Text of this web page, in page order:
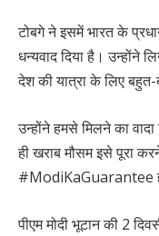
टोबगे ने इसमें भारत के
धन्यवाद दिया है। उन्होंने
देश की यात्रा के लिए बहुत-
उन्होंने हमसे मिलने का
ही खराब मौसम इसे पूरा
#ModiKaGuarantee
पीएम मोदी भूटान की 2